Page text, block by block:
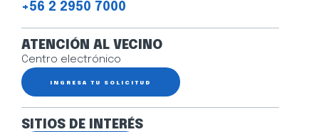
+56 2 2950 7000
ATENCIÓN AL VECINO
Centro electrónico
INGRESA TU SOLICITUD
SITIOS DE INTERÉS